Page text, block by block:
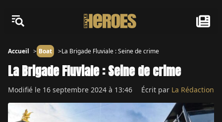
Accueil Boat La Brigade Fluviale : Seine de crime
La Brigade Fluviale : Seine de crime
Modifié le 16 septembre 2024 à 13:46 Écrit par La Rédaction